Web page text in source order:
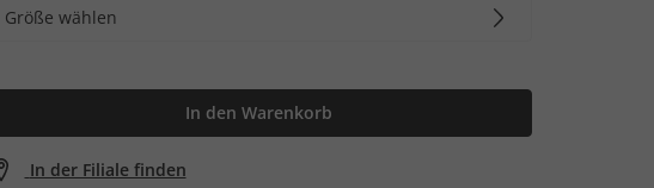
Größe wählen
In den Warenkorb
In der Filiale finden